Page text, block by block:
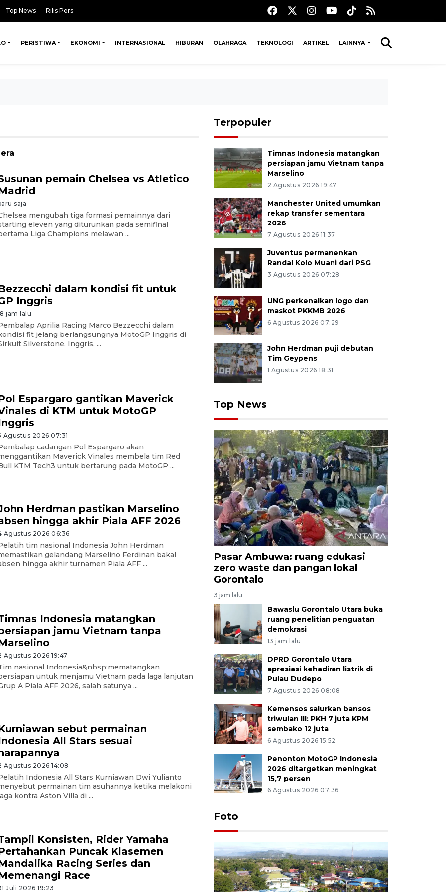
Top News Rilis Pers
PERISTIWA EKONOMI INTERNASIONAL HIBURAN OLAHRAGA TEKNOLOGI ARTIKEL LAINNYA
pemain Chelsea vs Atletico
saja
mengubah tiga formasi pemainnya dari
eleven yang diturunkan pada semifinal
Liga Champions melawan ...
dalam kondisi fit untuk
Inggris
jam lalu
Aprilia Racing Marco Bezzecchi dalam
fit jelang berlangsungnya MotoGP Inggris di
Silverstone, Inggris, ...
Espargaro gantikan Maverick
di KTM untuk MotoGP
Agustus 2026 07:31
cadangan Pol Espargaro akan
Maverick Vinales membela tim Red
KTM Tech3 untuk bertarung pada MotoGP ...
Herdman pastikan Marselino
hingga akhir Piala AFF 2026
Agustus 2026 06:36
tim nasional Indonesia John Herdman
gelandang Marselino Ferdinan bakal
hingga akhir turnamen Piala AFF ...
Indonesia matangkan
jamu Vietnam tanpa
Agustus 2026 19:47
nasional Indonesia&nbsp;mematangkan
untuk menjamu Vietnam pada laga lanjutan
A Piala AFF 2026, salah satunya ...
sebut permainan
All Stars sesuai
Agustus 2026 14:08
Indonesia All Stars Kurniawan Dwi Yulianto
permainan tim asuhannya ketika melakoni
kontra Aston Villa di ...
Konsisten, Rider Yamaha
Puncak Klasemen
Racing Series dan
Race
Juli 2026 19:23
Terpopuler
Timnas Indonesia matangkan
persiapan jamu Vietnam tanpa
Marselino
2 Agustus 2026 19:47
Manchester United umumkan
rekap transfer sementara
2026
7 Agustus 2026 11:37
Juventus permanenkan
Randal Kolo Muani dari PSG
3 Agustus 2026 07:28
UNG perkenalkan logo dan
maskot PKKMB 2026
6 Agustus 2026 07:29
John Herdman puji debutan
Tim Geypens
1 Agustus 2026 18:31
Top News
Pasar Ambuwa: ruang edukasi
zero waste dan pangan lokal
Gorontalo
3 jam lalu
Bawaslu Gorontalo Utara buka
ruang penelitian penguatan
demokrasi
13 jam lalu
DPRD Gorontalo Utara
apresiasi kehadiran listrik di
Pulau Dudepo
7 Agustus 2026 08:08
Kemensos salurkan bansos
triwulan III: PKH 7 juta KPM
sembako 12 juta
6 Agustus 2026 15:52
Penonton MotoGP Indonesia
2026 ditargetkan meningkat
15,7 persen
6 Agustus 2026 07:36
Foto